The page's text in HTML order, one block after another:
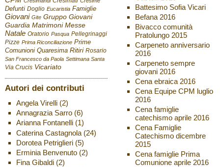
Defunti Doglio Eucaristia Famiglie
Giovani Gite Gruppo Giovani
Guardia Matrimoni Messe
Natale Oratorio Pasqua Pellegrinaggi
Pizze Prima Riconciliazione Prime
Comunioni Quaresima Ritiri Rosario
San Francesco da Paola Settimana Santa
Via Crucis Vicariato
Autori dei contributi
Angela Virelli(2)
Annagrazia Sarro(6)
Arianna Fontanelli(1)
Caterina Castagnola(24)
Dorotea Petriglieri(5)
Erminia Benvenuto(2)
Fina Gibaldi(2)
Battesimo Sofia Vicari
Befana 2016
Bivacco comunità
Pratolungo 2015
Carpeneto anniversario
2016
Carpeneto sempre
giovani 2016
Cena ebraica 2016
Cena Equipe CPM luglio
2016
Cena famiglie
catechismo aprile 2016
Cena Famiglie
Catechismo dicembre
2015
Cena famiglie Prima
Comunione aprile 2016